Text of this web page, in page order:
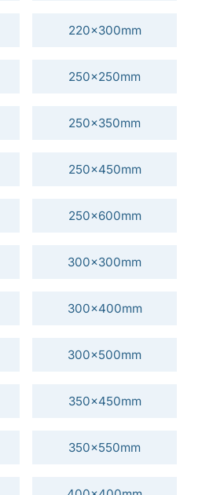
220x300mm
250x250mm
250x350mm
250x450mm
250x600mm
300x300mm
300x400mm
300x500mm
350x450mm
350x550mm